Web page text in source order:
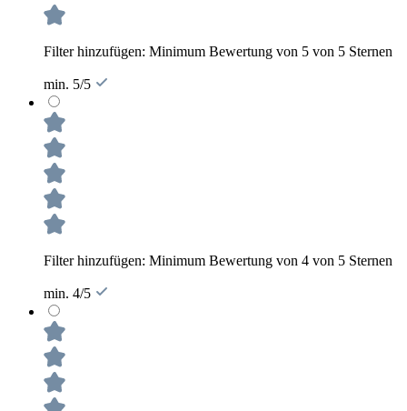
Filter hinzufügen: Minimum Bewertung von 5 von 5 Sternen
min. 5/5
Filter hinzufügen: Minimum Bewertung von 4 von 5 Sternen
min. 4/5